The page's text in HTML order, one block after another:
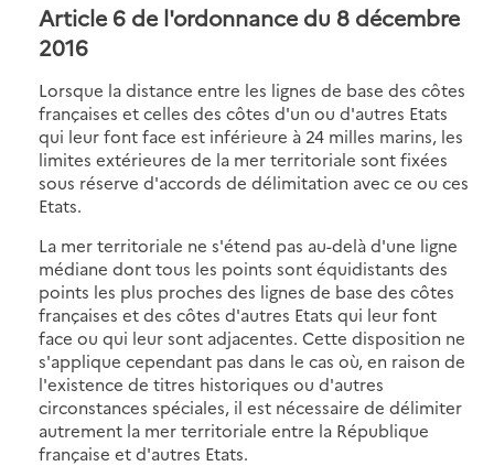
Article 6 de l'ordonnance du 8 décembre
2016
Lorsque la distance entre les lignes de base des côtes
françaises et celles des côtes d'un ou d'autres Etats
qui leur font face est inférieure à 24 milles marins, les
limites extérieures de la mer territoriale sont fixées
sous réserve d'accords de délimitation avec ce ou ces
Etats.
La mer territoriale ne s'étend pas au-delà d'une ligne
médiane dont tous les points sont équidistants des
points les plus proches des lignes de base des côtes
françaises et des côtes d'autres Etats qui leur font
face ou qui leur sont adjacentes. Cette disposition ne
s'applique cependant pas dans le cas où, en raison de
l'existence de titres historiques ou d'autres
circonstances spéciales, il est nécessaire de délimiter
autrement la mer territoriale entre la République
française et d'autres Etats.